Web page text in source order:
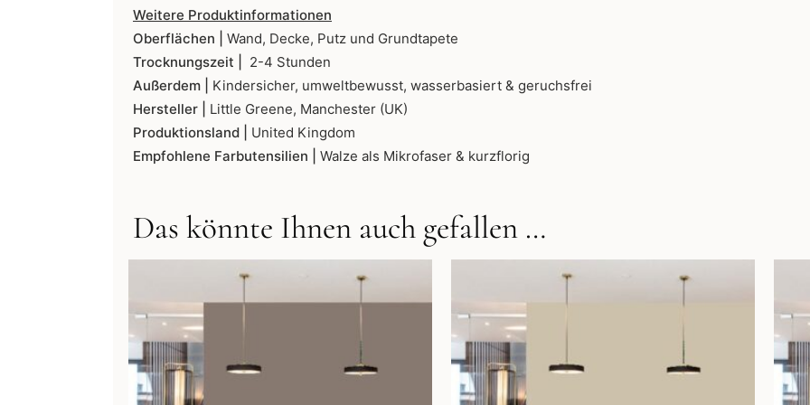
Weitere Produktinformationen
Oberflächen | Wand, Decke, Putz und Grundtapete
Trocknungszeit |
2-4 Stunden
Außerdem | Kindersicher, umweltbewusst, wasserbasiert & geruchsfrei
Hersteller | Little Greene, Manchester (UK)
Produktionsland | United Kingdom
Empfohlene Farbutensilien | Walze als Mikrofaser & kurzflorig
Das könnte Ihnen auch gefallen …
weist